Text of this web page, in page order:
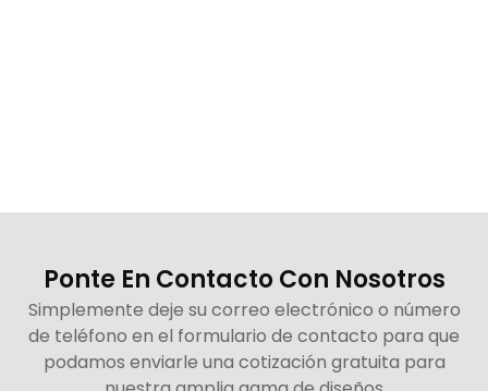
Ponte En Contacto Con Nosotros
Simplemente deje su correo electrónico o número
de teléfono en el formulario de contacto para que
podamos enviarle una cotización gratuita para